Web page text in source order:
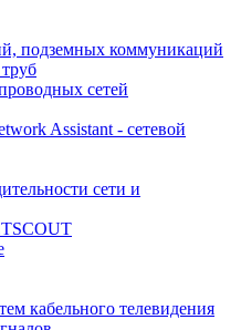
подземных коммуникаций
сетей
Assistant - сетевой
сети и
кабельного телевидения